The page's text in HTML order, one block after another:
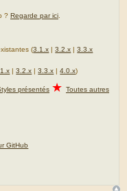
? Regarde par ici
(3.1.x |3.2.x |3.3.x
|3.2.x |3.3.x |4.0.x)
présentés ★ Toutes autres
GitHub